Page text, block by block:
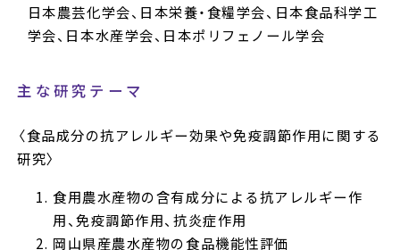
日本農芸化学会、日本栄養・食糧学会、日本食品科学工
学会、日本水産学会、日本ポリフェノール学会
主な研究テーマ
〈食品成分の抗アレルギー効果や免疫調節作用に関する
研究〉
食用農水産物の含有成分による抗アレルギー作
用、免疫調節作用、抗炎症作用
岡山県産農水産物の食品機能性評価